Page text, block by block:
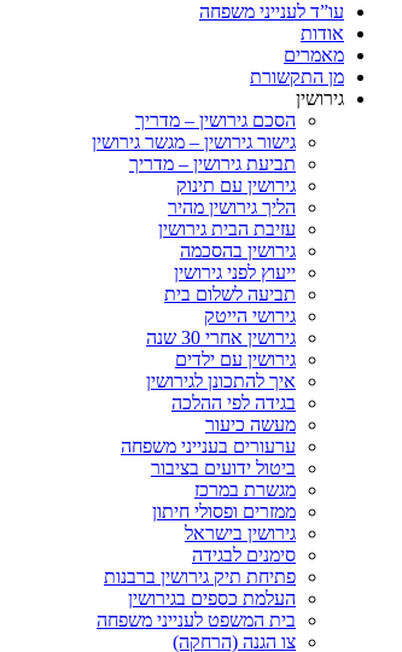
עו”ד לענייני משפחה
אודות
מאמרים
מן התקשורת
גירושין
הסכם גירושין – מדריך
גישור גירושין – מגשר גירושין
תביעת גירושין – מדריך
גירושין עם תינוק
הליך גירושין מהיר
עזיבת הבית גירושין
גירושין בהסכמה
ייעוץ לפני גירושין
תביעה לשלום בית
גירושי הייטק
גירושין אחרי 30 שנה
גירושין עם ילדים
איך להתכונן לגירושין
בגידה לפי ההלכה
מעשה כיעור
ערעורים בענייני משפחה
ביטול ידועים בציבור
מגשרת במרכז
ממזרים ופסולי חיתון
גירושין בישראל
סימנים לבגידה
פתיחת תיק גירושין ברבנות
העלמת כספים בגירושין
בית המשפט לענייני משפחה
צו הגנה (הרחקה)